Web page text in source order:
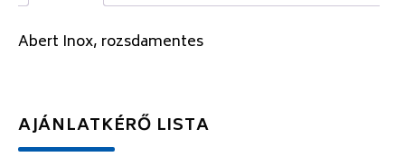
Abert Inox, rozsdamentes
AJÁNLATKÉRŐ LISTA